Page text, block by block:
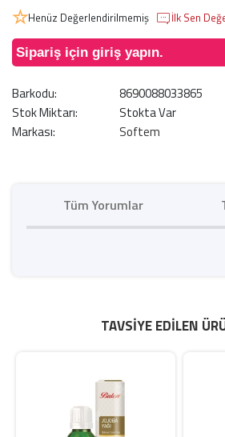
Henüz Değerlendirilmemiş İlk Sen
Sipariş için giriş yapın.
Barkodu:
8690088033865
Stok Miktarı:
Stokta Var
Markası:
Softem
Tüm Yorumlar
TAVSIYE EDILEN